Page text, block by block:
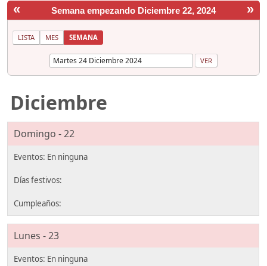
« »
Semana empezando Diciembre 22, 2024
LISTA MES SEMANA
Diciembre
Domingo - 22
Lunes - 23